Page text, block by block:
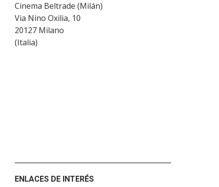
Cinema Beltrade (Milán)
Via Nino Oxilia, 10
20127 Milano
(Italia)
ENLACES DE INTERÉS